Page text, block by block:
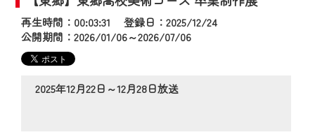
再生時間：00:03:31 登録日：2025/12/24
公開期間：2026/01/06～2026/07/06
2025年12月22日～12月28日放送
【変更点】
◆デザイン変更により、お住まいの地域
の動画コンテンツが一目瞭然。
◆当社アプリやＰＣブラウザから、いつ
でも・どこでも・外出先でも！